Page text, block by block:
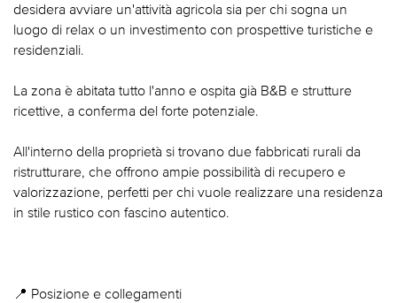
desidera avviare un'attività agricola sia per chi sogna un
luogo di relax o un investimento con prospettive turistiche e
residenziali.
La zona è abitata tutto l'anno e ospita già B&B e strutture
ricettive, a conferma del forte potenziale.
All'interno della proprietà si trovano due fabbricati rurali da
ristrutturare, che offrono ampie possibilità di recupero e
valorizzazione, perfetti per chi vuole realizzare una residenza
in stile rustico con fascino autentico.
📍 Posizione e collegamenti